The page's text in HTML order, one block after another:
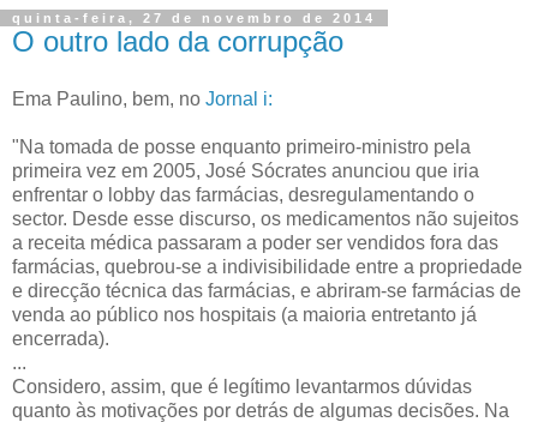
quinta-feira, 27 de novembro de 2014
O outro lado da corrupção
Ema Paulino, bem, no Jornal i:
"Na tomada de posse enquanto primeiro-ministro pela
primeira vez em 2005, José Sócrates anunciou que iria
enfrentar o lobby das farmácias, desregulamentando o
sector. Desde esse discurso, os medicamentos não sujeitos
a receita médica passaram a poder ser vendidos fora das
farmácias, quebrou-se a indivisibilidade entre a propriedade
e direcção técnica das farmácias, e abriram-se farmácias de
venda ao público nos hospitais (a maioria entretanto já
encerrada).
...
Considero, assim, que é legítimo levantarmos dúvidas
quanto às motivações por detrás de algumas decisões. Na